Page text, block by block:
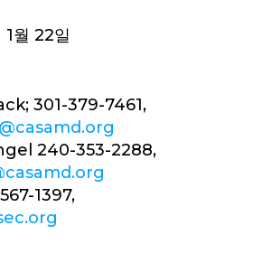
1월 22일
301-379-7461,
240-353-2288,
1397,